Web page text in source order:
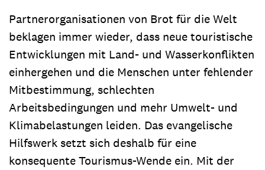
Partnerorganisationen von Brot für die Welt
beklagen immer wieder, dass neue touristische
Entwicklungen mit Land- und Wasserkonflikten
einhergehen und die Menschen unter fehlender
Mitbestimmung, schlechten
Arbeitsbedingungen und mehr Umwelt- und
Klimabelastungen leiden. Das evangelische
Hilfswerk setzt sich deshalb für eine
konsequente Tourismus-Wende ein. Mit der